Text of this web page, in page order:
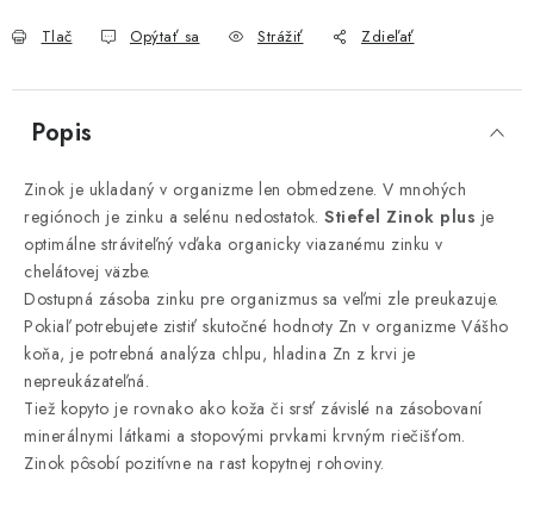
Tlač Opýtať sa Strážiť Zdieľať
Popis
Zinok je ukladaný v organizme len obmedzene. V mnohých
regiónoch je zinku a selénu nedostatok. Stiefel Zinok plus je
optimálne stráviteľný vďaka organicky viazanému zinku v
chelátovej väzbe.
Dostupná zásoba zinku pre organizmus sa veľmi zle preukazuje.
Pokiaľ potrebujete zistiť skutočné hodnoty Zn v organizme Vášho
koňa, je potrebná analýza chlpu, hladina Zn z krvi je
nepreukázateľná.
Tiež kopyto je rovnako ako koža či srsť závislé na zásobovaní
minerálnymi látkami a stopovými prvkami krvným riečišťom.
Zinok pôsobí pozitívne na rast kopytnej rohoviny.